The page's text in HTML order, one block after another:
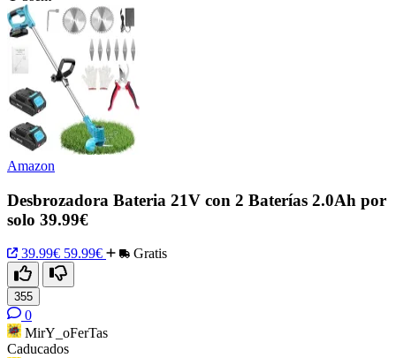
Amazon
Desbrozadora Bateria 21V con 2 Baterías 2.0Ah por
solo 39.99€
39.99€ 59.99€ Gratis
355
0
MirY_oFerTas
Caducados